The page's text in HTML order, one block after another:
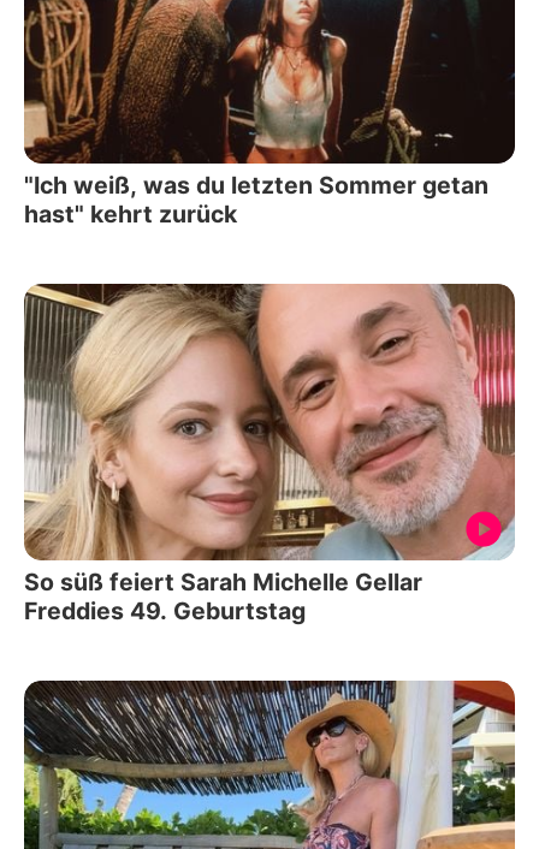
"Ich weiß, was du letzten Sommer getan
hast" kehrt zurück
So süß feiert Sarah Michelle Gellar
Freddies 49. Geburtstag